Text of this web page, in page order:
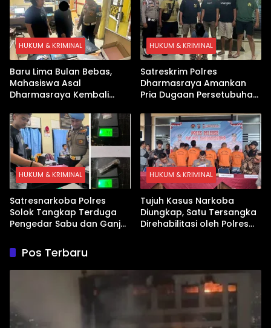
HUKUM & KRIMINAL
Baru Lima Bulan Bebas,
Mahasiswa Asal
Dharmasraya Kembali
HUKUM & KRIMINAL
Satreskrim Polres
Dharmasraya Amankan
Pria Dugaan Persetubuhan
HUKUM & KRIMINAL
Satresnarkoba Polres
Solok Tangkap Terduga
Pengedar Sabu dan Ganja
HUKUM & KRIMINAL
Tujuh Kasus Narkoba
Diungkap, Satu Tersangka
Direhabilitasi oleh Polres
Pos Terbaru